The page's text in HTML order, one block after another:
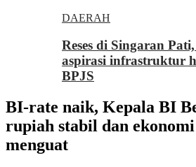
DAERAH
Reses di Singaran
aspirasi infrastruktur
BPJS
BI-rate naik, Kepala BI
rupiah stabil dan
menguat